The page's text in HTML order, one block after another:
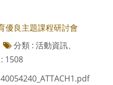
優良主題課程研討會
分類 : 活動資訊、
1508